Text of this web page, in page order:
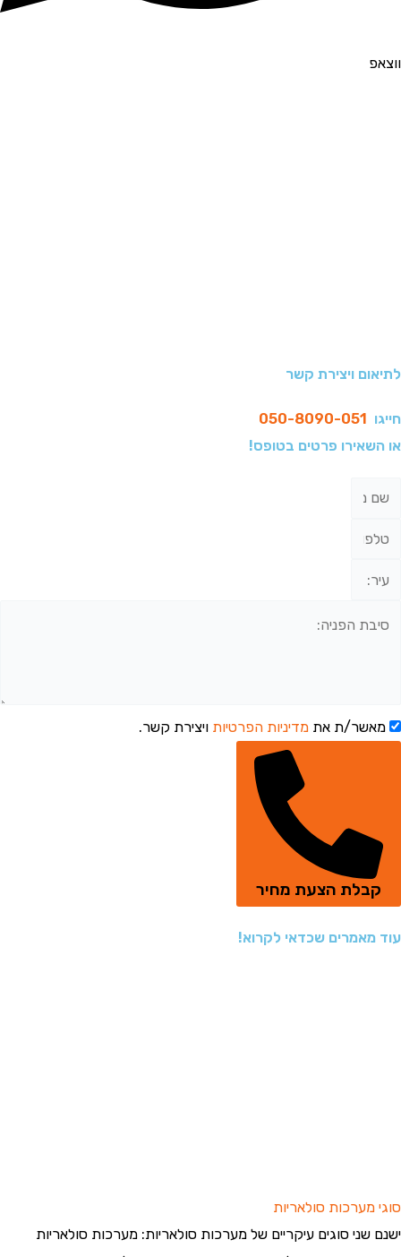
ווצאפ
לתיאום ויצירת קשר
חייגו 050-8090-051
או השאירו פרטים בטופס!
מאשר/ת את מדיניות הפרטיות ויצירת קשר.
קבלת הצעת מחיר
עוד מאמרים שכדאי לקרוא!
סוגי מערכות סולאריות
ישנם שני סוגים עיקריים של מערכות סולאריות: מערכות סולאריות